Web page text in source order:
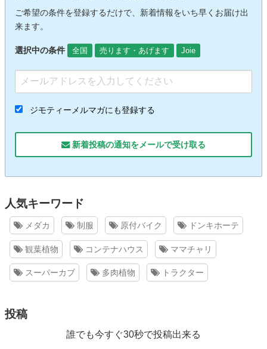
ご希望の条件を登録するだけで、新着情報をいち早くお届け出
来ます。
選択中の条件 全国 売ります・あげます Joie
ジモティーメルマガにも登録する
新着投稿の通知をメールで受け取る
人気キーワード
メダカ 制服 原付バイク ドンキホーテ
観葉植物 コンテナハウス ママチャリ
スーパーカブ 多肉植物 トラクター
投稿
誰でも今すぐ30秒で投稿出来る